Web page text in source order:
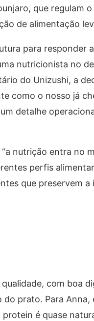
que regulam
de alimentação
para responder
nutricionista no
do Unizushi, a
como o nosso já
detalhe
nutrição entra no
perfis
que preservem
com boa
prato. Para
é quase